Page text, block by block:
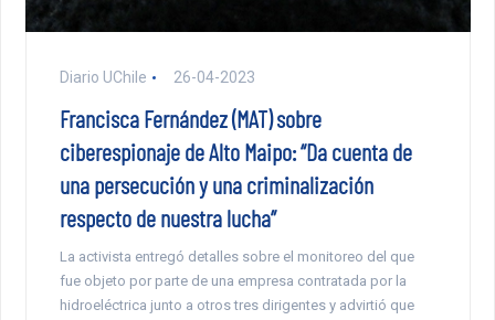
Diario UChile 26-04-2023
Francisca Fernández (MAT) sobre
ciberespionaje de Alto Maipo: “Da cuenta de
una persecución y una criminalización
respecto de nuestra lucha”
La activista entregó detalles sobre el monitoreo del que
fue objeto por parte de una empresa contratada por la
hidroeléctrica junto a otros tres dirigentes y advirtió que